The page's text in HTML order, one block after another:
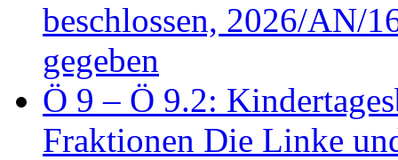
beschlossen, 2026/AN/
gegeben
Ö 9 – Ö 9.2:
Fraktionen Die Linke